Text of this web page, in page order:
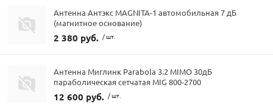
Антенна Антэкс MAGNITA-1 автомобильная 7 дБ
(магнитное основание)
2 380 руб. / шт.
Антенна Миглинк Parabola 3.2 MIMO 30дБ
параболическая сетчатая MIG 800-2700
12 600 руб. / шт.